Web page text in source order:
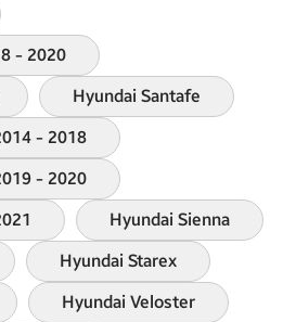
- 2020
Hyundai Santafe
- 2018
- 2020
Hyundai Sienna
Hyundai Starex
Hyundai Veloster